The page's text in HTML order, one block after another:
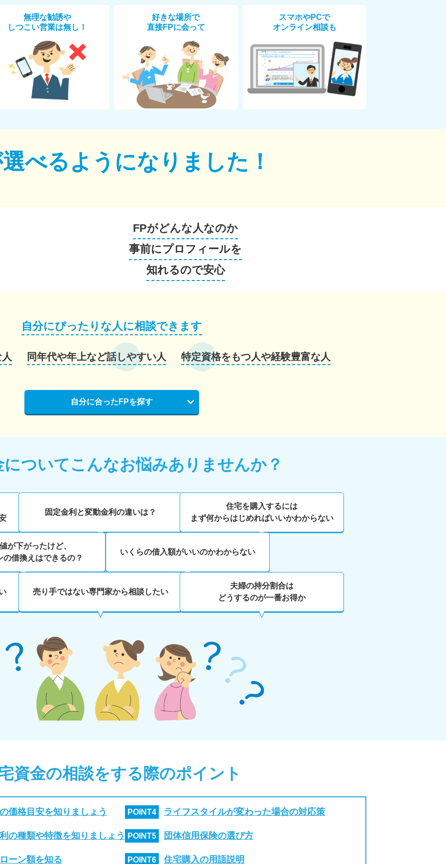
無理な勧誘や
しつこい営業は無し！
好きな場所で
直接FPに会って
スマホやPCで
オンライン相談も
べるようになりました！
FPがどんな人なのか
事前にプロフィールを
知れるので安心
自分にぴったりな人に相談できます
同年代や年上など話しやすい人 特定資格をもつ人や経験豊富な人
自分に合ったFPを探す
ついてこんなお悩みありませんか？
固定金利と変動金利の違いは？
住宅を購入するには
まず何からはじめればいいかわからない
が下がったけど、
の借換えはできるの？
いくらの借入額がいいのかわからない
売り手ではない専門家から相談したい
夫婦の持分割合は
どうするのが一番お得か
資金の相談をする際のポイント
価格目安を知りましょう
の種類や特徴を知りましょう
ーン額を知る
POINT4 ライフスタイルが変わった場合の対応策
POINT5 団体信用保険の選び方
POINT6 住宅購入の用語説明